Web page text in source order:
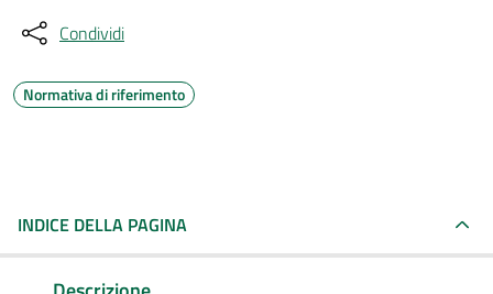
Condividi
Normativa di riferimento
INDICE DELLA PAGINA